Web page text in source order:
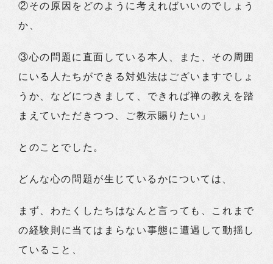
②その原因をどのように考えればいいのでしょう
か、
③心の問題に直面している本人、また、その周囲
にいる人たちができる対処法はございますでしょ
うか、などにつきまして、できれば禅の教えを踏
まえていただきつつ、ご教示賜りたい」
とのことでした。
どんな心の問題が生じているかについては、
まず、わたくしたちはなんと言っても、これまで
の経験則に当てはまらない事態に遭遇して動揺し
ていること、